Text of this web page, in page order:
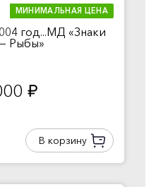
МИНИМАЛЬНАЯ ЦЕНА
год...МД «Знаки
Рыбы»
руб.
В корзину